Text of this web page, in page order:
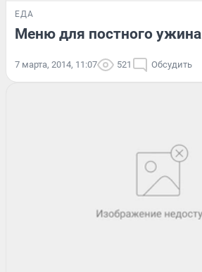
ЕДА
Меню для постного ужина
7 марта, 2014, 11:07 521 Обсудить